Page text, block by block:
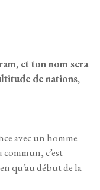
et ton nom sera
de nations,
avec un homme
c’est
qu’au début de la